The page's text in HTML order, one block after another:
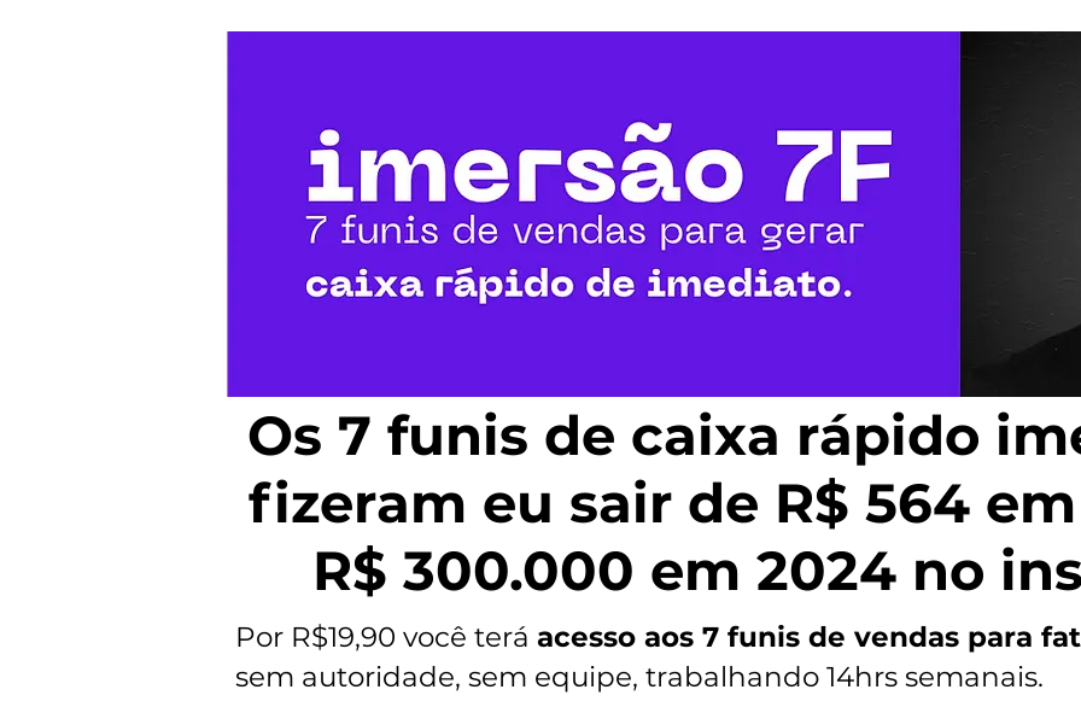
Os 7 funis de caixa rápido
fizeram eu sair de R$ 564
R$ 300.000 em 2024 no
Por R$19,90 você terá acesso aos 7 funis de vendas para
sem autoridade, sem equipe, trabalhando 14hrs semanais.